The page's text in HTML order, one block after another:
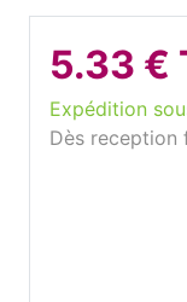
5.33 €
Expédition
Dès reception